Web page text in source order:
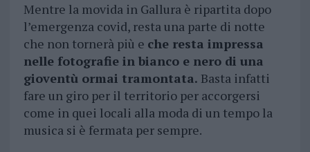
Mentre la movida in Gallura è ripartita dopo
l’emergenza covid, resta una parte di notte
che non tornerà più e che resta impressa
nelle fotografie in bianco e nero di una
gioventù ormai tramontata. Basta infatti
fare un giro per il territorio per accorgersi
come in quei locali alla moda di un tempo la
musica si è fermata per sempre.